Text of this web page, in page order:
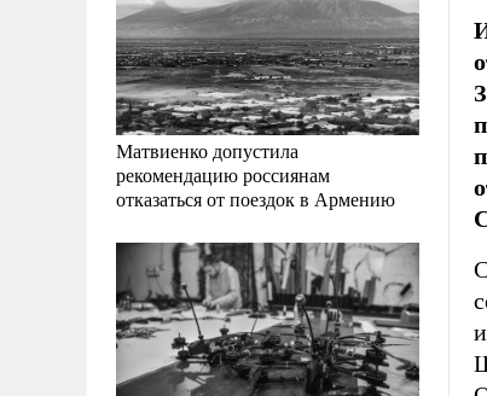
Матвиенко допустила
рекомендацию россиянам
отказаться от поездок в Армению